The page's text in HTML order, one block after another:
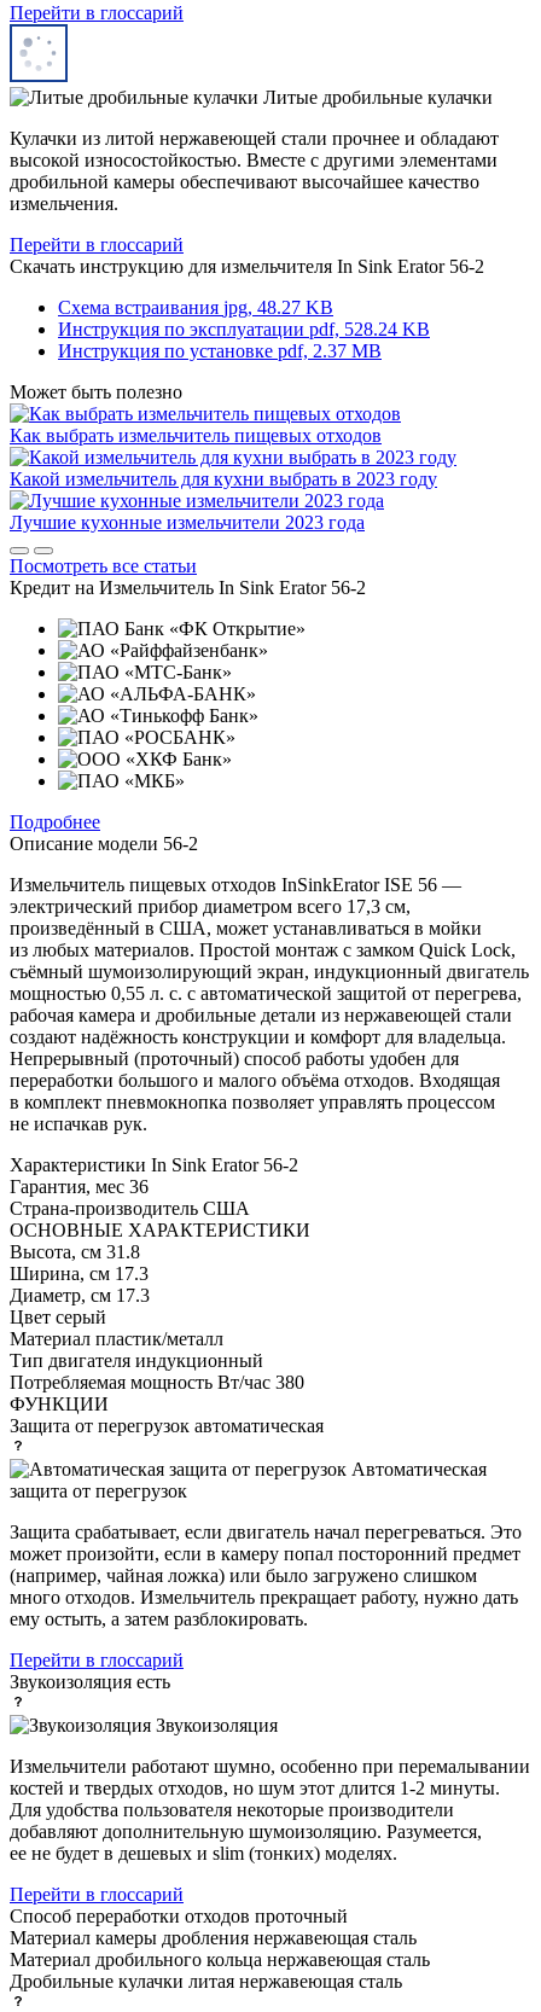
Перейти в глоссарий
Литые дробильные кулачки
Кулачки из литой нержавеющей стали прочнее и обладают
высокой износостойкостью. Вместе с другими элементами
дробильной камеры обеспечивают высочайшее качество
измельчения.
Перейти в глоссарий
Скачать инструкцию для измельчителя In Sink Erator 56-2
Схема встраивания jpg, 48.27 KB
Инструкция по эксплуатации pdf, 528.24 KB
Инструкция по установке pdf, 2.37 MB
Может быть полезно
Как выбрать измельчитель пищевых отходов
Какой измельчитель для кухни выбрать в 2023 году
Лучшие кухонные измельчители 2023 года
Посмотреть все статьи
Кредит на Измельчитель In Sink Erator 56-2
Подробнее
Описание модели 56-2
Измельчитель пищевых отходов InSinkErator ISE 56 —
электрический прибор диаметром всего 17,3 см,
произведённый в США, может устанавливаться в мойки
из любых материалов. Простой монтаж с замком Quick Lock,
съёмный шумоизолирующий экран, индукционный двигатель
мощностью 0,55 л. с. с автоматической защитой от перегрева,
рабочая камера и дробильные детали из нержавеющей стали
создают надёжность конструкции и комфорт для владельца.
Непрерывный (проточный) способ работы удобен для
переработки большого и малого объёма отходов. Входящая
в комплект пневмокнопка позволяет управлять процессом
не испачкав рук.
Характеристики In Sink Erator 56-2
Гарантия, мес 36
Страна-производитель США
ОСНОВНЫЕ ХАРАКТЕРИСТИКИ
Высота, см 31.8
Ширина, см 17.3
Диаметр, см 17.3
Цвет серый
Материал пластик/металл
Тип двигателя индукционный
Потребляемая мощность Вт/час 380
ФУНКЦИИ
Защита от перегрузок автоматическая
Автоматическая
защита от перегрузок
Защита срабатывает, если двигатель начал перегреваться. Это
может произойти, если в камеру попал посторонний предмет
(например, чайная ложка) или было загружено слишком
много отходов. Измельчитель прекращает работу, нужно дать
ему остыть, а затем разблокировать.
Перейти в глоссарий
Звукоизоляция есть
Звукоизоляция
Измельчители работают шумно, особенно при перемалывании
костей и твердых отходов, но шум этот длится 1-2 минуты.
Для удобства пользователя некоторые производители
добавляют дополнительную шумоизоляцию. Разумеется,
ее не будет в дешевых и slim (тонких) моделях.
Перейти в глоссарий
Способ переработки отходов проточный
Материал камеры дробления нержавеющая сталь
Материал дробильного кольца нержавеющая сталь
Дробильные кулачки литая нержавеющая сталь